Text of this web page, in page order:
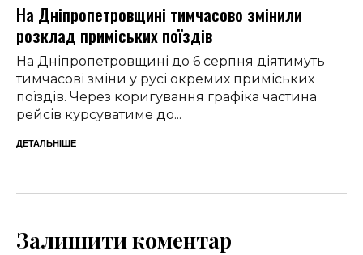
На Дніпропетровщині тимчасово змінили
розклад приміських поїздів
На Дніпропетровщині до 6 серпня діятимуть
тимчасові зміни у русі окремих приміських
поїздів. Через коригування графіка частина
рейсів курсуватиме до...
ДЕТАЛЬНІШЕ
Залишити коментар